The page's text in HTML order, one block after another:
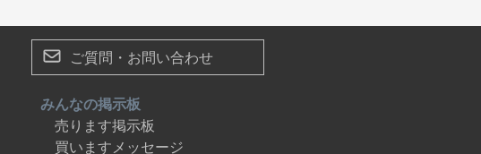
ご質問・お問い合わせ
みんなの掲示板
売ります掲示板
買いますメッセージ